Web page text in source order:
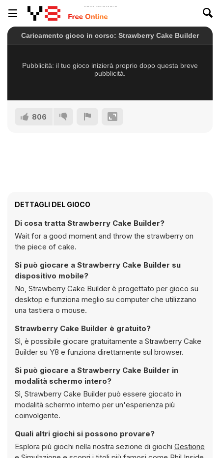
806
DETTAGLI DEL GIOCO
Di cosa tratta Strawberry Cake Builder?
Wait for a good moment and throw the strawberry on
the piece of cake.
Si può giocare a Strawberry Cake Builder su
dispositivo mobile?
No, Strawberry Cake Builder è progettato per gioco su
desktop e funziona meglio su computer che utilizzano
una tastiera o mouse.
Strawberry Cake Builder è gratuito?
Sì, è possibile giocare gratuitamente a Strawberry Cake
Builder su Y8 e funziona direttamente sul browser.
Si può giocare a Strawberry Cake Builder in
modalità schermo intero?
Sì, Strawberry Cake Builder può essere giocato in
modalità schermo interno per un'esperienza più
coinvolgente.
Quali altri giochi si possono provare?
Esplora più giochi nella nostra sezione di giochi Gestione